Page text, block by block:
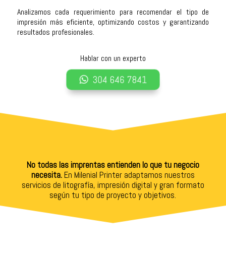
Analizamos cada requerimiento para recomendar el tipo de
impresión más eficiente, optimizando costos y garantizando
resultados profesionales.
Hablar con un experto
304 646 7841
No todas las imprentas entienden lo que tu negocio
necesita.En Milenial Printer adaptamos nuestros
servicios de litografía, impresión digital y gran formato
según tu tipo de proyecto y objetivos.